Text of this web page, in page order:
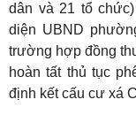
dân và 21 tổ
diện UBND
trường hợp đồng
hoàn tất thủ tục
định kết cấu cư xá